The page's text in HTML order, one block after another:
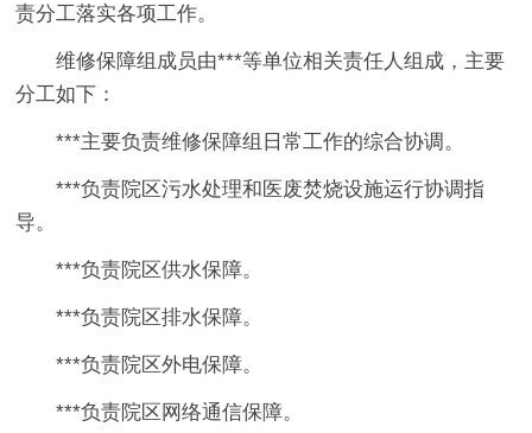
责分工落实各项工作。
维修保障组成员由***等单位相关责任人组成，主要
分工如下：
***主要负责维修保障组日常工作的综合协调。
***负责院区污水处理和医废焚烧设施运行协调指
导。
***负责院区供水保障。
***负责院区排水保障。
***负责院区外电保障。
***负责院区网络通信保障。